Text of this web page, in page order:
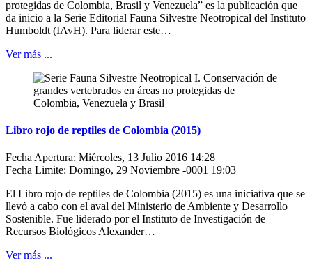
protegidas de Colombia, Brasil y Venezuela” es la publicación que
da inicio a la Serie Editorial Fauna Silvestre Neotropical del Instituto
Humboldt (IAvH). Para liderar este…
Ver más ...
Libro rojo de reptiles de Colombia (2015)
Fecha Apertura: Miércoles, 13 Julio 2016 14:28
Fecha Limite: Domingo, 29 Noviembre -0001 19:03
El Libro rojo de reptiles de Colombia (2015) es una iniciativa que se
llevó a cabo con el aval del Ministerio de Ambiente y Desarrollo
Sostenible. Fue liderado por el Instituto de Investigación de
Recursos Biológicos Alexander…
Ver más ...